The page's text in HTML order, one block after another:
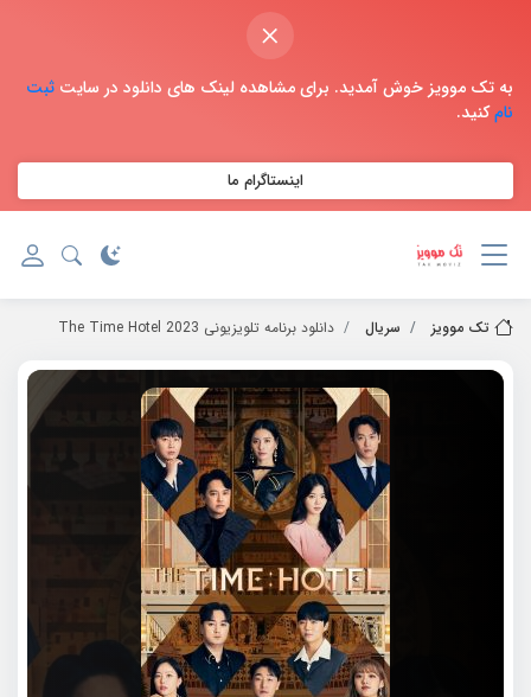
×
به تک موویز خوش آمدید. برای مشاهده لینک های دانلود در سایت ثبت
نامکنید.
اینستاگرام ما
تک موویز سریال دانلود برنامه تلویزیونی 2023 The Time Hotel